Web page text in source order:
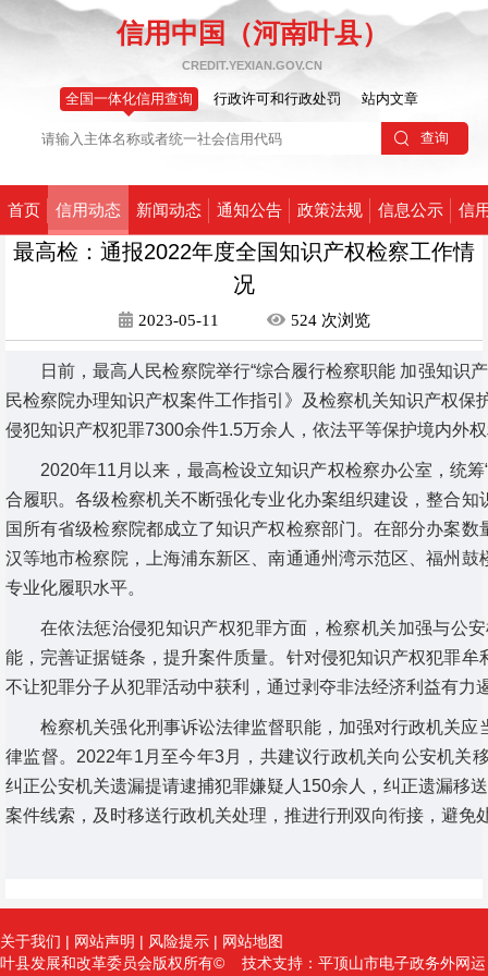
信用中国（河南叶县）
CREDIT.YEXIAN.GOV.CN
全国一体化信用查询 行政许可和行政处罚 站内文章
首页 信用动态 新闻动态 通知公告 政策法规 信息公示 信
最高检：通报2022年度全国知识产权检察工作情
况
2023-05-11 524 次浏览
日前，最高人民检察院举行“综合履行检察职能 加强知识
民检察院办理知识产权案件工作指引》及检察机关知识产权
侵犯知识产权犯罪7300余件1.5万余人，依法平等保护境内外
2020年11月以来，最高检设立知识产权检察办公室，统
合履职。各级检察机关不断强化专业化办案组织建设，整合
国所有省级检察院都成立了知识产权检察部门。在部分办案
汉等地市检察院，上海浦东新区、南通通州湾示范区、福州
专业化履职水平。
在依法惩治侵犯知识产权犯罪方面，检察机关加强与公
能，完善证据链条，提升案件质量。针对侵犯知识产权犯罪
不让犯罪分子从犯罪活动中获利，通过剥夺非法经济利益有力
检察机关强化刑事诉讼法律监督职能，加强对行政机关
律监督。2022年1月至今年3月，共建议行政机关向公安机关
纠正公安机关遗漏提请逮捕犯罪嫌疑人150余人，纠正遗漏移
案件线索，及时移送行政机关处理，推进行刑双向衔接，避免
关于我们 | 网站声明 | 风险提示 | 网站地图
叶县发展和改革委员会版权所有© 技术支持：平顶山市电子政务外网运